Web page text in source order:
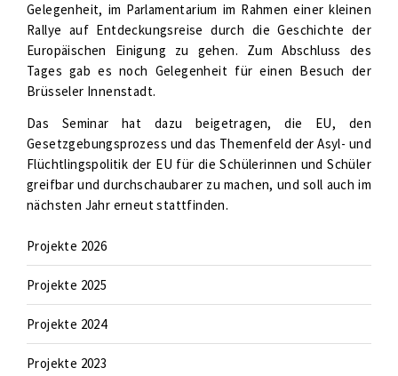
Gelegenheit, im Parlamentarium im Rahmen einer kleinen
Rallye auf Entdeckungsreise durch die Geschichte der
Europäischen Einigung zu gehen. Zum Abschluss des
Tages gab es noch Gelegenheit für einen Besuch der
Brüsseler Innenstadt.
Das Seminar hat dazu beigetragen, die EU, den
Gesetzgebungsprozess und das Themenfeld der Asyl- und
Flüchtlingspolitik der EU für die Schülerinnen und Schüler
greifbar und durchschaubarer zu machen, und soll auch im
nächsten Jahr erneut stattfinden.
Projekte 2026
Projekte 2025
Projekte 2024
Projekte 2023